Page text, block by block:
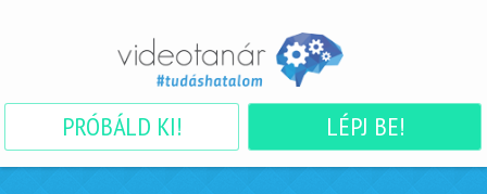
PRÓBÁLD KI! LÉPJ BE!